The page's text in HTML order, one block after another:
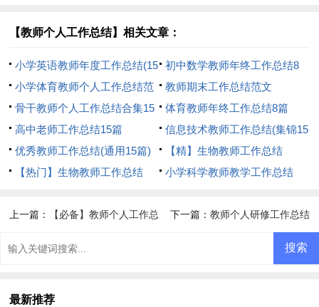
【教师个人工作总结】相关文章：
小学英语教师年度工作总结(15
篇)
初中数学教师年终工作总结8
篇
小学体育教师个人工作总结范
文
教师期末工作总结范文
骨干教师个人工作总结合集15
篇
体育教师年终工作总结8篇
高中老师工作总结15篇
信息技术教师工作总结(集锦15
篇)
优秀教师工作总结(通用15篇)
【精】生物教师工作总结
【热门】生物教师工作总结
小学科学教师教学工作总结
上一篇：
【必备】教师个人工作总
下一篇： 教师个人研修工作总结
最新推荐